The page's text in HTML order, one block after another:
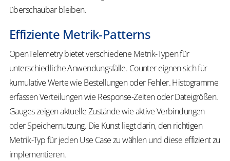
überschaubar bleiben.
Effiziente Metrik-Patterns
OpenTelemetry bietet verschiedene Metrik-Typen für
unterschiedliche Anwendungsfälle. Counter eignen sich für
kumulative Werte wie Bestellungen oder Fehler. Histogramme
erfassen Verteilungen wie Response-Zeiten oder Dateigrößen.
Gauges zeigen aktuelle Zustände wie aktive Verbindungen
oder Speichernutzung. Die Kunst liegt darin, den richtigen
Metrik-Typ für jeden Use Case zu wählen und diese effizient zu
implementieren.